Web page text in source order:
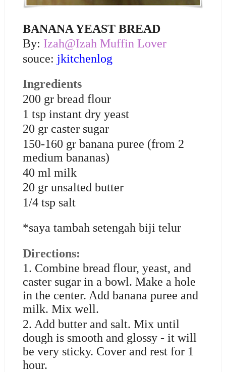
BANANA YEAST BREAD
By: Izah@Izah Muffin Lover
souce: jkitchenlog
Ingredients
200 gr bread flour
1 tsp instant dry yeast
20 gr caster sugar
150-160 gr banana puree (from 2
medium bananas)
40 ml milk
20 gr unsalted butter
1/4 tsp salt
*saya tambah setengah biji telur
Directions:
1. Combine bread flour, yeast, and
caster sugar in a bowl. Make a hole
in the center. Add banana puree and
milk. Mix well.
2. Add butter and salt. Mix until
dough is smooth and glossy - it will
be very sticky. Cover and rest for 1
hour.